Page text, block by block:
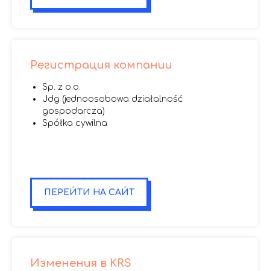
Регистрация компании
Sp. z o.o.
Jdg (jednoosobowa działalność
gospodarcza)
Spółka cywilna
ПЕРЕЙТИ НА САЙТ
Изменения в KRS